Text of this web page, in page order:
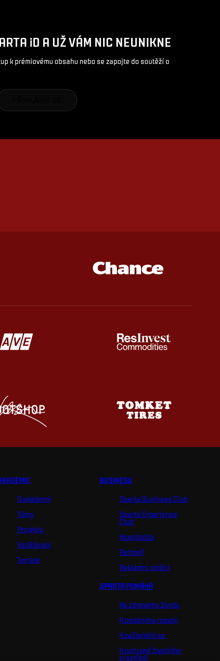
iD A UŽ VÁM NIC NEUNIKNE
k prémiovému obsahu nebo se zapojte do soutěží o
O akademii
Týmy
Projekty
Vzdělávání
Turnaje
BUSINESS
Sparta Business Club
Sparta Experience
Club
Hospitalita
Partneři
Reklamní plnění
SPARTA POMÁHÁ
Ke zdravému životu
K osobnímu rozvoji
K začlenění se
K ochraně životního
prostředí